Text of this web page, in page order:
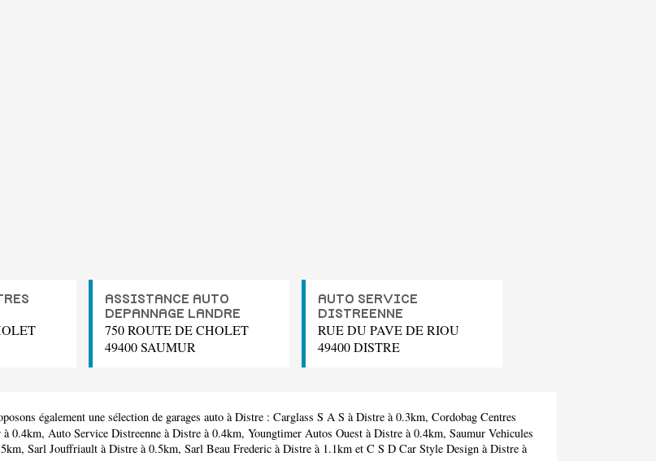
ASSISTANCE AUTO
DEPANNAGE LANDRE
750 ROUTE DE CHOLET
49400 SAUMUR
AUTO SERVICE
DISTREENNE
RUE DU PAVE DE RIOU
49400 DISTRE
également une sélection de garages auto à Distre : Carglass S A S à Distre à 0.3km, Cordobag Centres
à 0.4km, Auto Service Distreenne à Distre à 0.4km, Youngtimer Autos Ouest à Distre à 0.4km, Saumur Vehicules
Sarl Jouffriault à Distre à 0.5km, Sarl Beau Frederic à Distre à 1.1km et C S D Car Style Design à Distre à